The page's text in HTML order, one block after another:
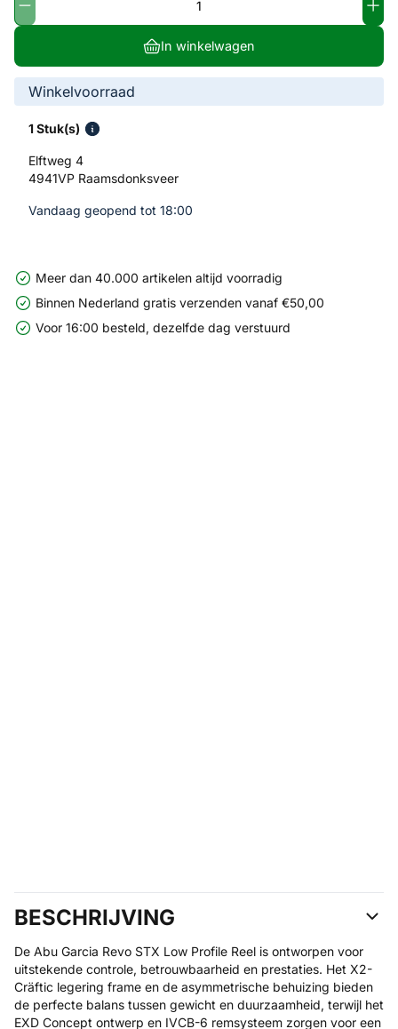
In winkelwagen
Winkelvoorraad
1 Stuk(s)
Elftweg 4
4941VP Raamsdonksveer
Vandaag geopend tot 18:00
Meer dan 40.000 artikelen altijd voorradig
Binnen Nederland gratis verzenden vanaf €50,00
Voor 16:00 besteld, dezelfde dag verstuurd
BESCHRIJVING
De Abu Garcia Revo STX Low Profile Reel is ontworpen voor
uitstekende controle, betrouwbaarheid en prestaties. Het X2-
Cräftic legering frame en de asymmetrische behuizing bieden
de perfecte balans tussen gewicht en duurzaamheid, terwijl het
EXD Concept ontwerp en IVCB-6 remsysteem zorgen voor een